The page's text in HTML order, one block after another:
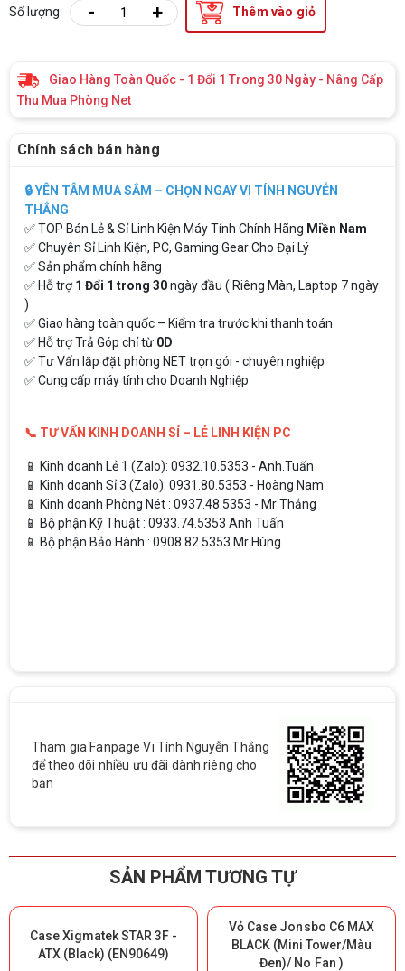
Số lượng: - + Thêm vào giỏ
Giao Hàng Toàn Quốc - 1 Đổi 1 Trong 30 Ngày - Nâng Cấp
Thu Mua Phòng Net
Chính sách bán hàng
🔒 YÊN TÂM MUA SẮM – CHỌN NGAY VI TÍNH NGUYỄN
THẮNG
✅ TOP Bán Lẻ & Sỉ Linh Kiện Máy Tính Chính Hãng Miền Nam
✅ Chuyên Sỉ Linh Kiện, PC, Gaming Gear Cho Đại Lý
✅ Sản phẩm chính hãng
✅ Hỗ trợ1 Đổi 1 trong 30ngày đầu ( Riêng Màn, Laptop 7 ngày
)
✅ Giao hàng toàn quốc – Kiểm tra trước khi thanh toán
✅ Hỗ trợ Trả Góp chỉ từ 0D
✅ Tư Vấn lắp đặt phòng NET trọn gói - chuyên nghiệp
✅ Cung cấp máy tính cho Doanh Nghiệp
📞 TƯ VẤN KINH DOANH SỈ – LẺ LINH KIỆN PC
📱 Kinh doanh Lẻ 1 (Zalo): 0932.10.5353 - Anh.Tuấn
📱 Kinh doanh Sỉ 3 (Zalo): 0931.80.5353 - Hoàng Nam
📱 Kinh doanh Phòng Nét : 0937.48.5353 - Mr Thắng
📱 Bộ phận Kỹ Thuật : 0933.74.5353 Anh Tuấn
📱 Bộ phận Bảo Hành : 0908.82.5353 Mr Hùng
Tham gia Fanpage Vi Tính Nguyễn Thắng
để theo dõi nhiều ưu đãi dành riêng cho
bạn
SẢN PHẨM TƯƠNG TỰ
Case Xigmatek STAR 3F -
ATX (Black) (EN90649)
Vỏ Case Jonsbo C6 MAX
BLACK (Mini Tower/Màu
Đen)/ No Fan )